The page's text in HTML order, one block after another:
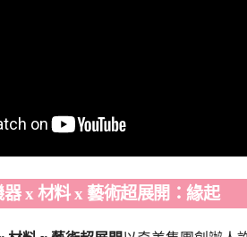
x 材料 x 藝術超展開：緣起